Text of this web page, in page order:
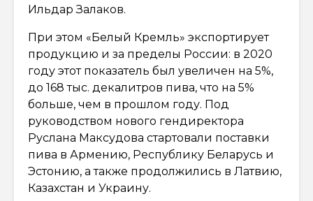
Ильдар Залаков.
При этом «Белый Кремль» экспортирует
продукцию и за пределы России: в 2020
году этот показатель был увеличен на 5%,
до 168 тыс. декалитров пива, что на 5%
больше, чем в прошлом году. Под
руководством нового гендиректора
Руслана Максудова стартовали поставки
пива в Армению, Республику Беларусь и
Эстонию, а также продолжились в Латвию,
Казахстан и Украину.